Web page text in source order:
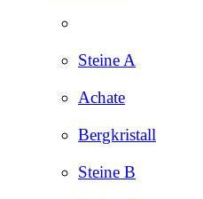
Steine A
Achate
Bergkristall
Steine B